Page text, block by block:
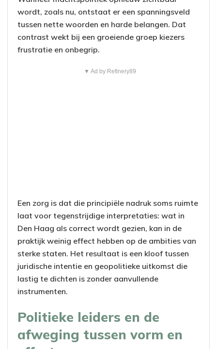
wordt, zoals nu, ontstaat er een spanningsveld
tussen nette woorden en harde belangen. Dat
contrast wekt bij een groeiende groep kiezers
frustratie en onbegrip.
▼ Ad by Refinery89
Een zorg is dat die principiële nadruk soms ruimte
laat voor tegenstrijdige interpretaties: wat in
Den Haag als correct wordt gezien, kan in de
praktijk weinig effect hebben op de ambities van
sterke staten. Het resultaat is een kloof tussen
juridische intentie en geopolitieke uitkomst die
lastig te dichten is zonder aanvullende
instrumenten.
Politieke leiders en de
afweging tussen vorm en